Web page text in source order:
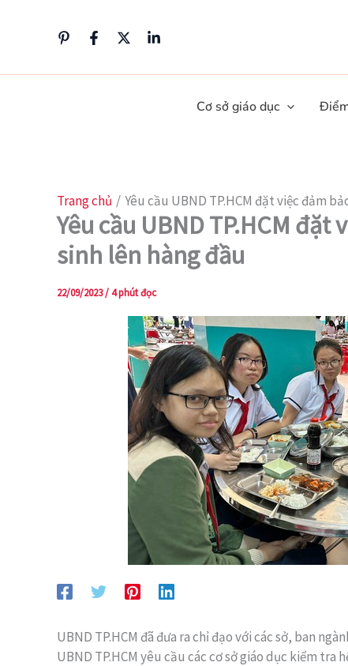
Cơ sở giáo dục
Trang chủ Yêu cầu UBND TP.HCM đặt việc đảm
Yêu cầu UBND TP.HCM
sinh lên hàng đầu
22/09/2023/4 phút đọc
UBND TP.HCM đã đưa ra chỉ đạo với các sở, ban
UBND TP.HCM yêu cầu các cơ sở giáo dục kiểm